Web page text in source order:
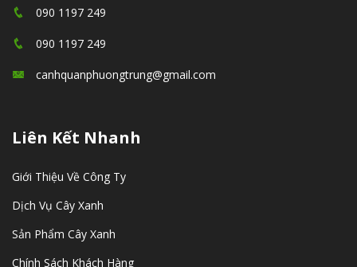
090 1197 249
090 1197 249
canhquanphuongtrung@gmail.com
Liên Kết Nhanh
Giới Thiệu Về Công Ty
Dịch Vụ Cây Xanh
Sản Phẩm Cây Xanh
Chính Sách Khách Hàng